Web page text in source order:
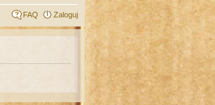
FAQ Zaloguj